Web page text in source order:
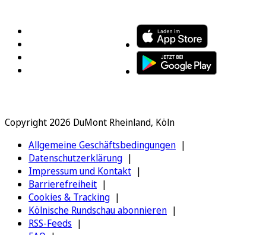
Copyright 2026 DuMont Rheinland, Köln
Allgemeine Geschäftsbedingungen
Datenschutzerklärung
Impressum und Kontakt
Barrierefreiheit
Cookies & Tracking
Kölnische Rundschau abonnieren
RSS-Feeds